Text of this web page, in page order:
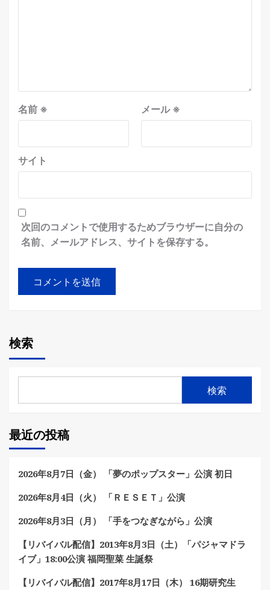
名前 ※ メール※
サイト
次回のコメントで使用するためブラウザーに自分の
名前、メールアドレス、サイトを保存する。
検索
検索
最近の投稿
2026年8月7日（金） 「夢のポップスター」公演 初日
2026年8月4日（火） 「ＲＥＳＥＴ」公演
2026年8月3日（月） 「手をつなぎながら」公演
【リバイバル配信】2013年8月3日（土）「パジャマドラ
イブ」18:00公演 福岡聖菜 生誕祭
【リバイバル配信】2017年8月17日（木） 16期研究生